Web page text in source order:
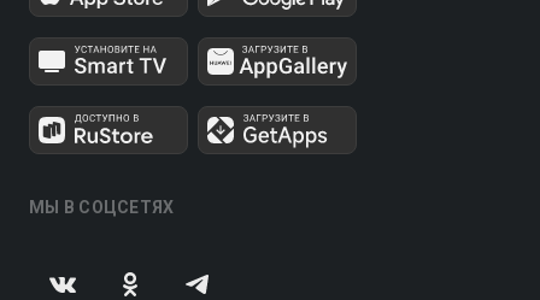
МЫ В СОЦСЕТЯХ